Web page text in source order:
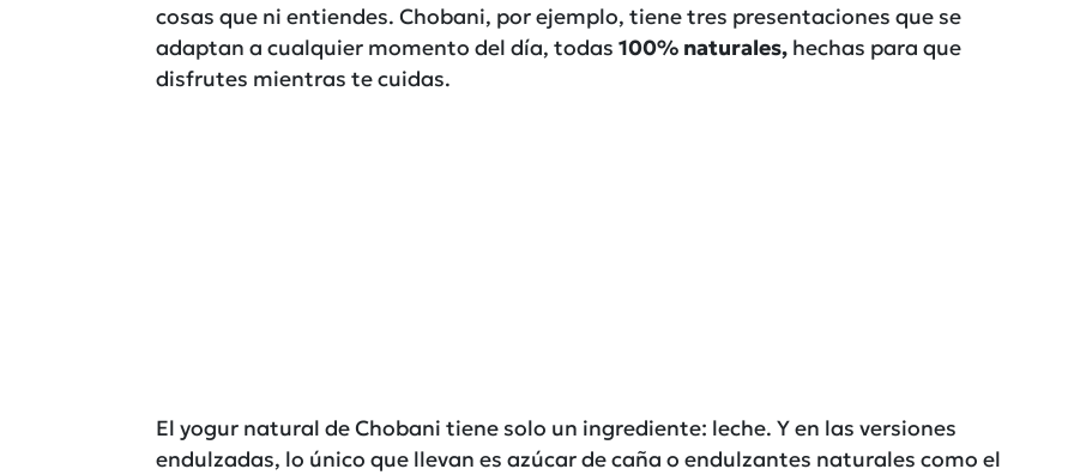
cosas que ni entiendes. Chobani, por ejemplo, tiene tres presentaciones que se
adaptan a cualquier momento del día, todas 100% naturales, hechas para que
disfrutes mientras te cuidas.
El yogur natural de Chobani tiene solo un ingrediente: leche. Y en las versiones
endulzadas, lo único que llevan es azúcar de caña o endulzantes naturales como el